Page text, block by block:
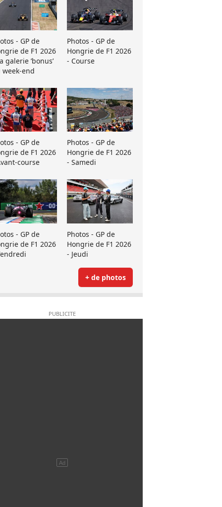
- GP de
de F1 2026
galerie ’bonus’
week-end
Photos - GP de
Hongrie de F1 2026
- Course
- GP de
de F1 2026
course
Photos - GP de
Hongrie de F1 2026
- Samedi
- GP de
de F1 2026
Photos - GP de
Hongrie de F1 2026
- Jeudi
+ de photos